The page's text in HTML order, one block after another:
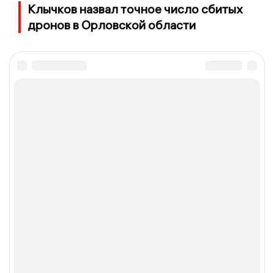
Клычков назвал точное число сбитых
дронов в Орловской области